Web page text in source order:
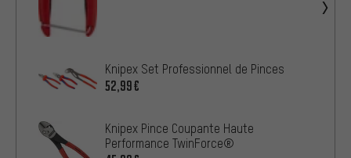
Knipex Set Professionnel de Pinces
52,99€
Knipex Pince Coupante Haute
Performance TwinForce®